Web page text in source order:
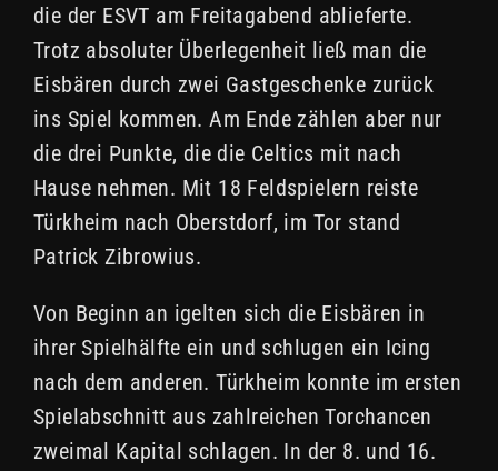
die der ESVT am Freitagabend ablieferte.
Trotz absoluter Überlegenheit ließ man die
Eisbären durch zwei Gastgeschenke zurück
ins Spiel kommen. Am Ende zählen aber nur
die drei Punkte, die die Celtics mit nach
Hause nehmen. Mit 18 Feldspielern reiste
Türkheim nach Oberstdorf, im Tor stand
Patrick Zibrowius.
Von Beginn an igelten sich die Eisbären in
ihrer Spielhälfte ein und schlugen ein Icing
nach dem anderen. Türkheim konnte im ersten
Spielabschnitt aus zahlreichen Torchancen
zweimal Kapital schlagen. In der 8. und 16.